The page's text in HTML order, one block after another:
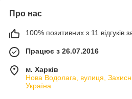
Про нас
100% позитивних з 11 відгуків
Працює з 26.07.2016
м. Харків
Нова Водолага, вулиця,
Україна